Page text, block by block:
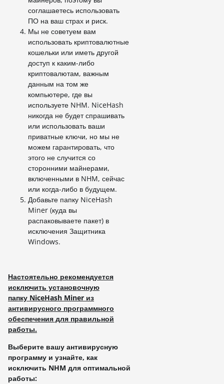
соглашаетесь использовать
ПО на ваш страх и риск.
Мы не советуем вам
использовать криптовалютные
кошельки или иметь другой
доступ к каким-либо
криптовалютам, важным
данным на том же
компьютере, где вы
используете NHM. NiceHash
никогда не будет спрашивать
или использовать ваши
приватные ключи, но мы не
можем гарантировать, что
этого не случится со
сторонними майнерами,
включенными в NHM, сейчас
или когда-либо в будущем.
Добавьте папку NiceHash
Miner (куда вы
распаковываете пакет) в
исключения Защитника
Windows.
Настоятельно рекомендуется
исключить установочную
папку NiceHash Miner из
антивирусного программного
обеспечения для правильной
работы.
Выберите вашу антивирусную
программу и узнайте, как
исключить NHM для оптимальной
работы: